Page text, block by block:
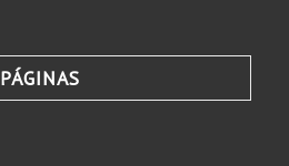
PÁGINAS